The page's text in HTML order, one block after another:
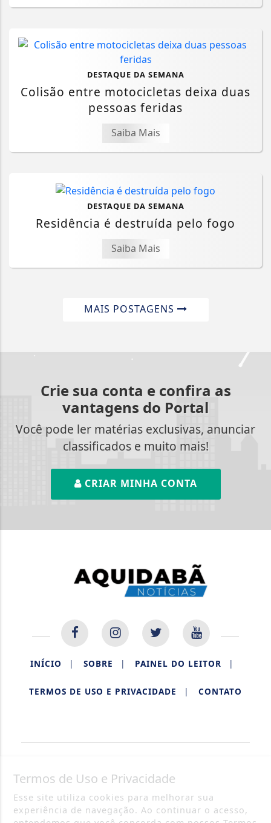
DESTAQUE DA SEMANA
Colisão entre motocicletas deixa duas
pessoas feridas
Saiba Mais
DESTAQUE DA SEMANA
Residência é destruída pelo fogo
Saiba Mais
MAIS POSTAGENS
Crie sua conta e confira as
vantagens do Portal
Você pode ler matérias exclusivas, anunciar
classificados e muito mais!
CRIAR MINHA CONTA
INÍCIO | SOBRE | PAINEL DO LEITOR |
TERMOS DE USO E PRIVACIDADE | CONTATO
Termos de Uso e Privacidade
Esse site utiliza cookies para melhorar sua
experiência de navegação. Ao continuar o acesso,